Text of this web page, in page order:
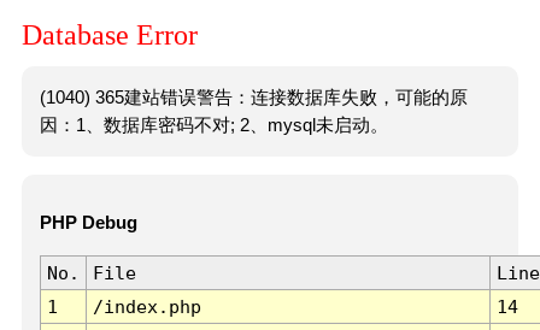
Database Error
(1040) 365建站错误警告：连接数据库失败，可能的原
因：1、数据库密码不对; 2、mysql未启动。
PHP Debug
No. File
Line
1
/index.php 14